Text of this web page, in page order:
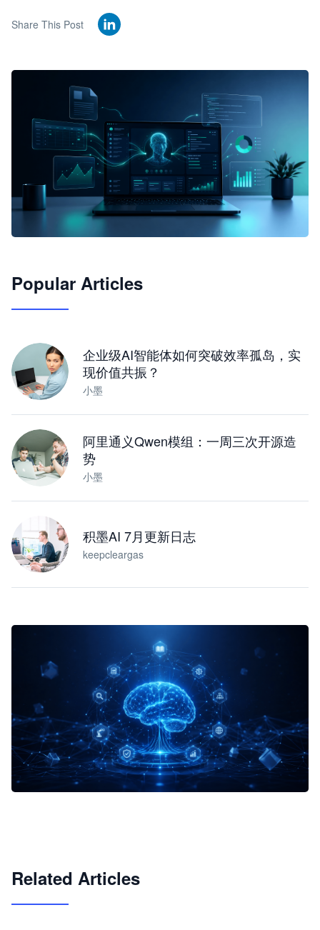
Share This Post
JimoClaw 桌面 AI Agent 工作台
Popular Articles
企业级AI智能体如何突破效率孤岛，实
现价值共振？
小墨
阿里通义Qwen模组：一周三次开源造
势
小墨
积墨AI 7月更新日志
keepcleargas
Related Articles